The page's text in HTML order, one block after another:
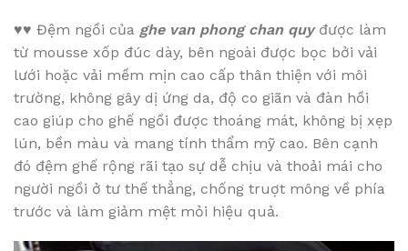
♥♥ Đệm ngồi của ghe van phong chan quyđược làm
từ mousse xốp đúc dày, bên ngoài được bọc bởi vải
lưới hoặc vải mềm mịn cao cấp thân thiện với môi
trường, không gây dị ứng da, độ co giãn và đàn hồi
cao giúp cho ghế ngồi được thoáng mát, không bị xẹp
lún, bền màu và mang tính thẩm mỹ cao. Bên cạnh
đó đệm ghế rộng rãi tạo sự dễ chịu và thoải mái cho
người ngồi ở tư thế thẳng, chống truợt mông về phía
trước và làm giảm mệt mỏi hiệu quả.